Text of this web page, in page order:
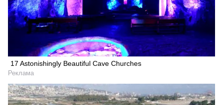
17 Astonishingly Beautiful Cave Churches
Реклама